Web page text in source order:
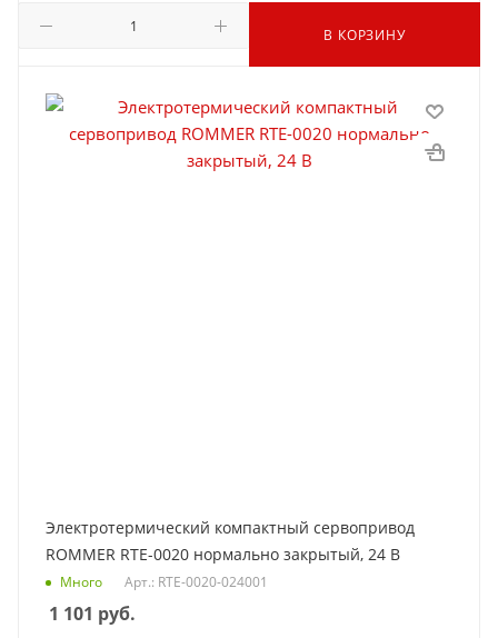
В КОРЗИНУ
Электротермический компактный сервопривод
ROMMER RTE-0020 нормально закрытый, 24 В
Много Арт.: RTE-0020-024001
1 101 руб.